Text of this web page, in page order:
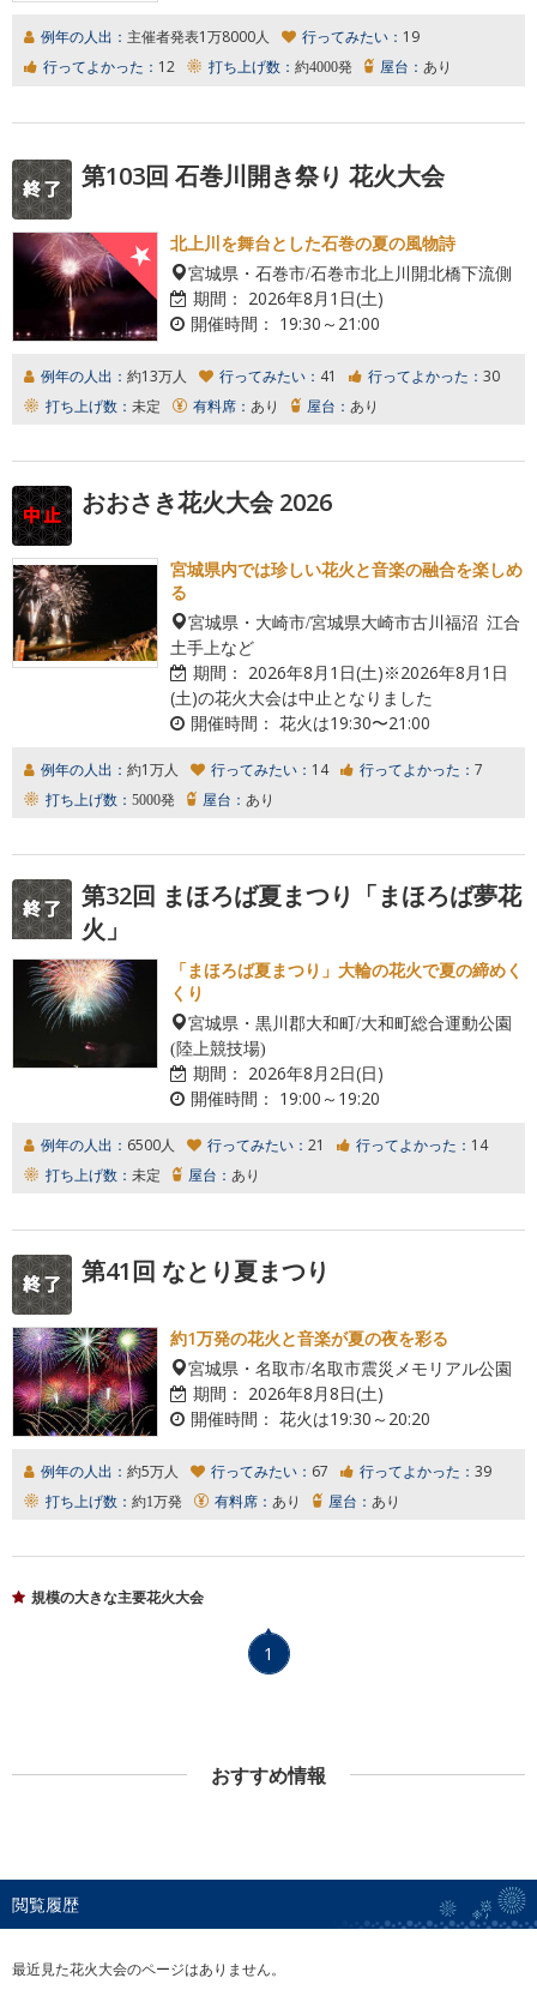
例年の人出： 主催者発表1万8000人 行ってみたい： 19
行ってよかった： 12 打ち上げ数： 約4000発 屋台： あり
第103回 石巻川開き祭り 花火大会
北上川を舞台とした石巻の夏の風物詩
宮城県・石巻市/石巻市北上川開北橋下流側
期間： 2026年8月1日(土)
開催時間： 19:30～21:00
例年の人出： 約13万人 行ってみたい： 41 行ってよかった： 30
打ち上げ数： 未定 有料席： あり 屋台： あり
おおさき花火大会 2026
宮城県内では珍しい花火と音楽の融合を楽しめ
る
宮城県・大崎市/宮城県大崎市古川福沼 江合
土手上など
期間： 2026年8月1日(土)※2026年8月1日
(土)の花火大会は中止となりました
開催時間： 花火は19:30〜21:00
例年の人出： 約1万人 行ってみたい： 14 行ってよかった： 7
打ち上げ数： 5000発 屋台： あり
第32回 まほろば夏まつり「まほろば夢花
火」
「まほろば夏まつり」大輪の花火で夏の締めく
くり
宮城県・黒川郡大和町/大和町総合運動公園
(陸上競技場)
期間： 2026年8月2日(日)
開催時間： 19:00～19:20
例年の人出： 6500人 行ってみたい： 21 行ってよかった： 14
打ち上げ数： 未定 屋台： あり
第41回 なとり夏まつり
約1万発の花火と音楽が夏の夜を彩る
宮城県・名取市/名取市震災メモリアル公園
期間： 2026年8月8日(土)
開催時間： 花火は19:30～20:20
例年の人出： 約5万人 行ってみたい： 67 行ってよかった： 39
打ち上げ数： 約1万発 有料席： あり 屋台： あり
規模の大きな主要花火大会
1
おすすめ情報
閲覧履歴
最近見た花火大会のページはありません。